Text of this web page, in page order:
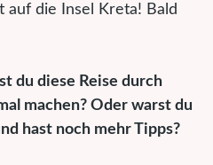
auf die Insel Kreta! Bald
du diese Reise durch
machen? Oder warst du
hast noch mehr Tipps?